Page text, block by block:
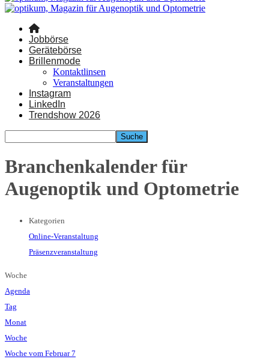
Jobbörse
Gerätebörse
Brillenmode
Kontaktlinsen
Veranstaltungen
Instagram
LinkedIn
Trendshow 2026
Branchenkalender für
Augenoptik und Optometrie
Kategorien
Online-Veranstaltung
Präsenzveranstaltung
Woche
Agenda
Tag
Monat
Woche
Woche vom Februar 7